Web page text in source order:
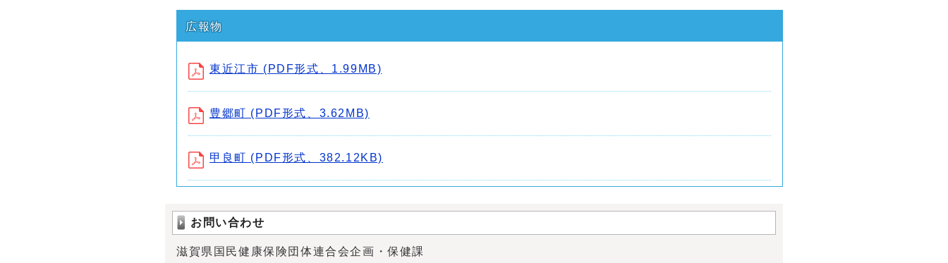
広報物
東近江市 (PDF形式、1.99MB)
豊郷町 (PDF形式、3.62MB)
甲良町 (PDF形式、382.12KB)
お問い合わせ
滋賀県国民健康保険団体連合会企画・保健課